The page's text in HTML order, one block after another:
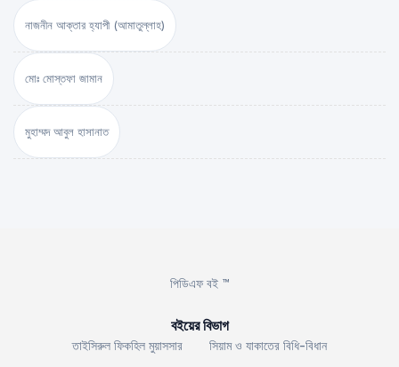
নাজনীন আক্তার হ্যাপী (আমাতুল্লাহ)
মোঃ মোস্তফা জামান
মুহাম্মদ আবুল হাসানাত
পিডিএফ বই ™
বইয়ের বিভাগ
তাইসিরুল ফিকহিল মুয়াসসার
সিয়াম ও যাকাতের বিধি-বিধান